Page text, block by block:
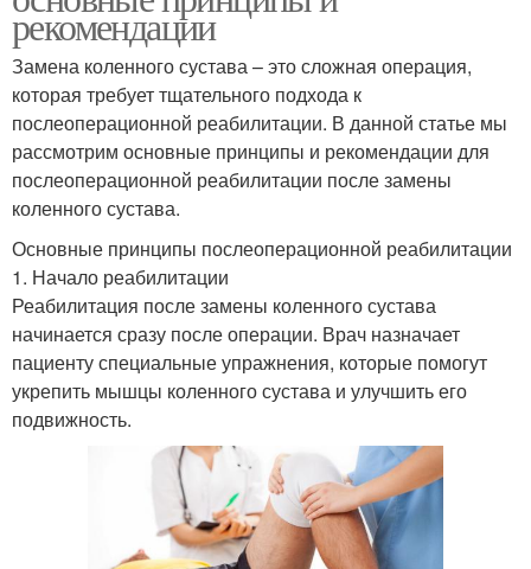
рекомендации
Замена коленного сустава – это сложная операция,
которая требует тщательного подхода к
послеоперационной реабилитации. В данной статье мы
рассмотрим основные принципы и рекомендации для
послеоперационной реабилитации после замены
коленного сустава.
Основные принципы послеоперационной реабилитации
1. Начало реабилитации
Реабилитация после замены коленного сустава
начинается сразу после операции. Врач назначает
пациенту специальные упражнения, которые помогут
укрепить мышцы коленного сустава и улучшить его
подвижность.